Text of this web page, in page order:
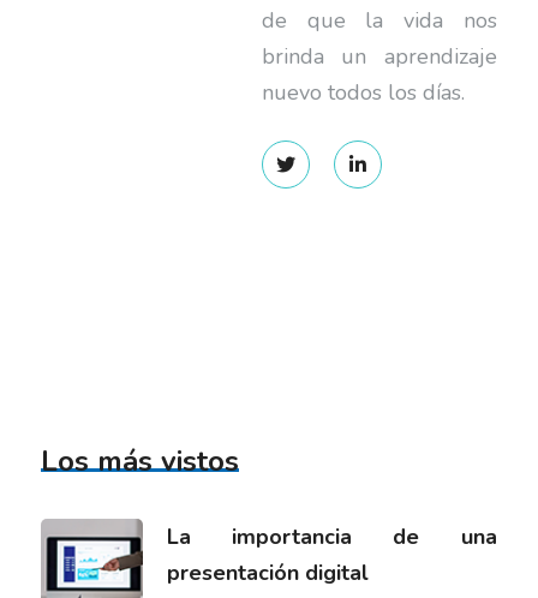
de que la vida nos
brinda un aprendizaje
nuevo todos los días.
Los más vistos
La importancia de una
presentación digital